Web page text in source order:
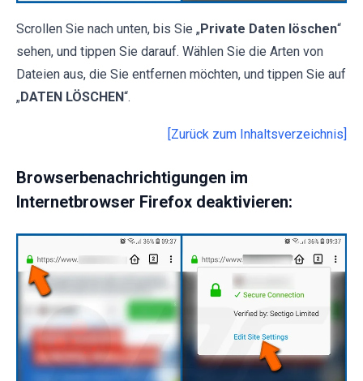
Scrollen Sie nach unten, bis Sie „Private Daten löschen“
sehen, und tippen Sie darauf. Wählen Sie die Arten von
Dateien aus, die Sie entfernen möchten, und tippen Sie auf
„DATEN LÖSCHEN“.
[Zurück zum Inhaltsverzeichnis]
Browserbenachrichtigungen im
Internetbrowser Firefox deaktivieren: